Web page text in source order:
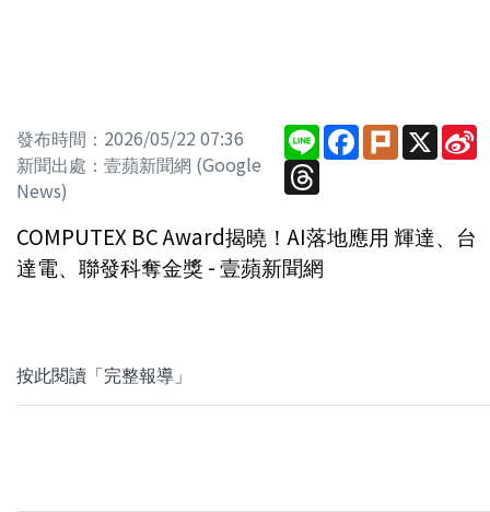
發布時間：2026/05/22 07:36
新聞出處：壹蘋新聞網 (Google
News)
LineFacebook
PlurkX
Threads
COMPUTEX BC Award揭曉！AI落地應用 輝達、台
達電、聯發科奪金獎 - 壹蘋新聞網
按此閱讀「完整報導」